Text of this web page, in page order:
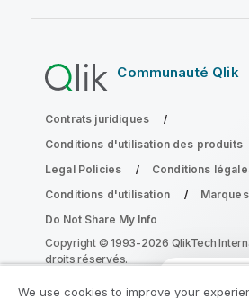
Communauté Qlik
Contrats juridiques
Conditions d'utilisation des produits
Legal Policies
Conditions
Conditions d'utilisation
Marques
Do Not Share My Info
Copyright © 1993-2026 QlikTech
droits réservés.
We use cookies to improve your